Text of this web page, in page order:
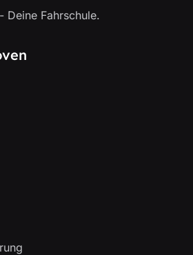
Deine Fahrschule.